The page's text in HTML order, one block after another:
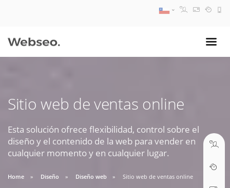
Sitio web de ventas online
Esta solución ofrece flexibilidad, control sobre el
diseño y el contenido de la web para vender en
cualquier momento y en cualquier lugar.
Home Diseño Diseño web Sitio web de ventas online
09:30 AM A 18:30 PM
soporte@webseo.cl
ABRIR TICKET